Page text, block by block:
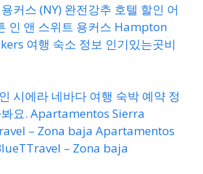
커스 (NY) 완전강추 호텔 할인 어
인 앤 스위트 용커스 Hampton
여행 숙소 정보 인기있는곳비
시에라 네바다 여행 숙박 예약 정
요. Apartamentos Sierra
– Zona baja Apartamentos
– Zona baja